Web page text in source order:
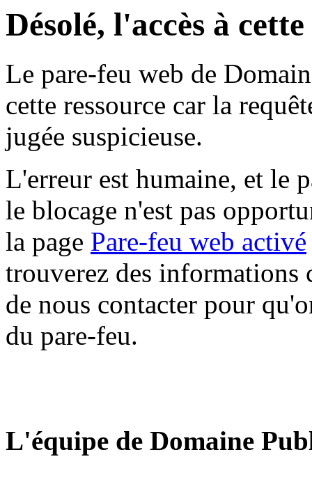
Désolé, l'accès à
Le pare-feu web de
cette ressource car la
jugée suspicieuse.
L'erreur est humaine, et le
le blocage n'est pas
la page Pare-feu web activé
trouverez des informations
de nous contacter pour
du pare-feu.
L'équipe de Domaine